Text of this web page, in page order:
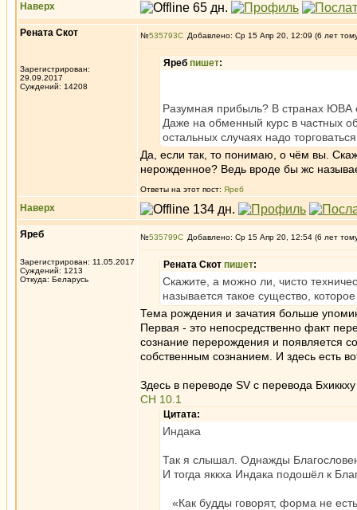
Наверх
Рената Скот
Зарегистрирован:
29.09.2017
Суждений: 14208
№535793 Добавлено: Ср 15 Апр 20, 12:09 (6 лет
Яреб пишет:
Разумная прибыль? В странах ЮВА
Даже на обменный курс в частных
остальных случаях надо
Да, если так, то понимаю, о чём вы.
нерожденное? Ведь вроде бы жс
Ответы на этот пост: Яреб
Наверх
Яреб
Зарегистрирован: 11.05.2017
Суждений: 1213
Откуда: Беларусь
№535799 Добавлено: Ср 15 Апр 20, 12:54 (6 лет
Рената Скот пишет:
Скажите, а можно ли, чисто
называется такое существо,
Тема рождения и зачатия больше
Первая - это непосредственно факт
сознание перерождения и появляется
собственным сознанием. И здесь есть
Здесь в переводе SV с перевода
СН 10.1
Цитата:
Индака
Так я слышал. Однажды
И тогда яккха Индака подошёл к
«Как будды говорят, форма не